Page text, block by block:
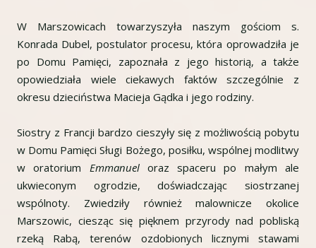
W Marszowicach towarzyszyła naszym gościom s.
Konrada Dubel, postulator procesu, która oprowadziła je
po Domu Pamięci, zapoznała z jego historią, a także
opowiedziała wiele ciekawych faktów szczególnie z
okresu dzieciństwa Macieja Gądka i jego rodziny.
Siostry z Francji bardzo cieszyły się z możliwością pobytu
w Domu Pamięci Sługi Bożego, posiłku, wspólnej modlitwy
w oratorium Emmanuel oraz spaceru po małym ale
ukwieconym ogrodzie, doświadczając siostrzanej
wspólnoty. Zwiedziły również malownicze okolice
Marszowic, ciesząc się pięknem przyrody nad pobliską
rzeką Rabą, terenów ozdobionych licznymi stawami